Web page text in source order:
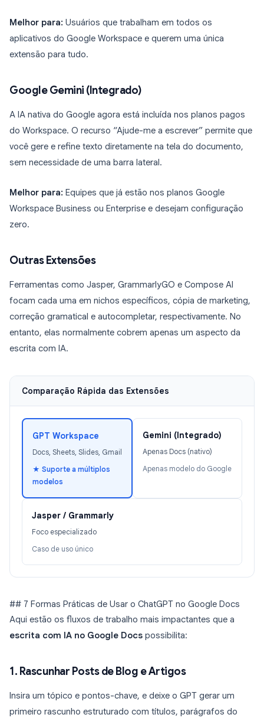
Melhor para: Usuários que trabalham em todos os
aplicativos do Google Workspace e querem uma única
extensão para tudo.
Google Gemini (Integrado)
A IA nativa do Google agora está incluída nos planos pagos
do Workspace. O recurso “Ajude-me a escrever” permite que
você gere e refine texto diretamente na tela do documento,
sem necessidade de uma barra lateral.
Melhor para: Equipes que já estão nos planos Google
Workspace Business ou Enterprise e desejam configuração
zero.
Outras Extensões
Ferramentas como Jasper, GrammarlyGO e Compose AI
focam cada uma em nichos específicos, cópia de marketing,
correção gramatical e autocompletar, respectivamente. No
entanto, elas normalmente cobrem apenas um aspecto da
escrita com IA.
Comparação Rápida das Extensões
GPT Workspace
Docs, Sheets, Slides, Gmail
★ Suporte a múltiplos
modelos
Gemini (Integrado)
Apenas Docs (nativo)
Apenas modelo do Google
Jasper / Grammarly
Foco especializado
Caso de uso único
## 7 Formas Práticas de Usar o ChatGPT no Google Docs
Aqui estão os fluxos de trabalho mais impactantes que a
escrita com IA no Google Docs possibilita:
1. Rascunhar Posts de Blog e Artigos
Insira um tópico e pontos-chave, e deixe o GPT gerar um
primeiro rascunho estruturado com títulos, parágrafos do